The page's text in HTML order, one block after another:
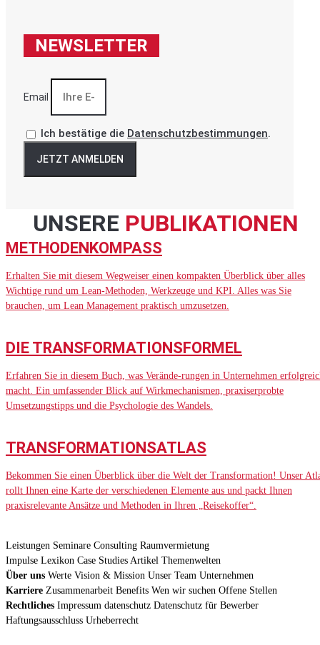
NEWSLETTER
Email
Ich bestätige die Datenschutzbestimmungen.
JETZT ANMELDEN
UNSERE PUBLIKATIONEN
METHODENKOMPASS
Erhalten Sie mit diesem Wegweiser einen kompakten Überblick über alles
Wichtige rund um Lean-Methoden, Werkzeuge und KPI. Alles was Sie
brauchen, um Lean Management praktisch umzusetzen.
DIE TRANSFORMATIONSFORMEL
Erfahren Sie in diesem Buch, was Verände-rungen in Unternehmen
macht. Ein umfassender Blick auf Wirkmechanismen, praxiserprobte
Umsetzungstipps und die Psychologie des Wandels.
TRANSFORMATIONSATLAS
Bekommen Sie einen Überblick über die Welt der Transformation! Unser
rollt Ihnen eine Karte der verschiedenen Elemente aus und packt Ihnen
praxisrelevante Ansätze und Methoden in Ihren „Reisekoffer“.
Leistungen Seminare Consulting Raumvermietung
Impulse Lexikon Case Studies Artikel Themenwelten
Über uns Werte Vision & Mission Unser Team Unternehmen
Karriere Zusammenarbeit Benefits Wen wir suchen Offene Stellen
Rechtliches Impressum datenschutz Datenschutz für Bewerber
Haftungsausschluss Urheberrecht